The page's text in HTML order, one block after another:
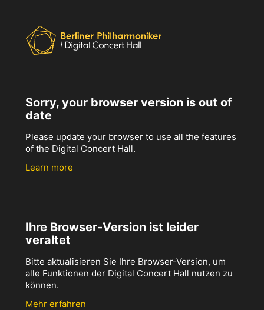
Sorry, your browser version is out of
date
Please update your browser to use all the features
of the Digital Concert Hall.
Learn more
Ihre Browser-Version ist leider
veraltet
Bitte aktualisieren Sie Ihre Browser-Version, um
alle Funktionen der Digital Concert Hall nutzen zu
können.
Mehr erfahren